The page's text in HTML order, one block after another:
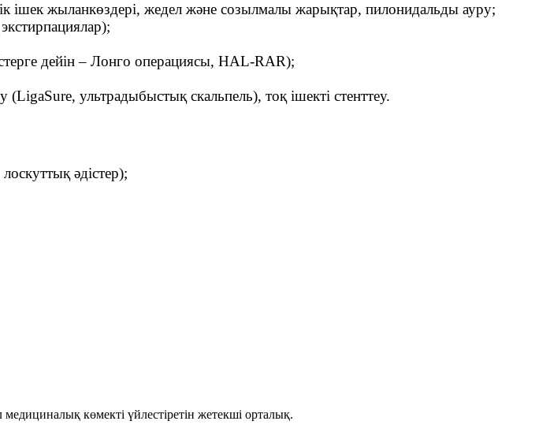
ішек жыланкөздері, жедел және созылмалы жарықтар, пилонидальды ауру;
дейін – Лонго операциясы, HAL-RAR);
ультрадыбыстық скальпель), тоқ ішекті стенттеу.
әдістер);
көмекті үйлестіретін жетекші орталық.